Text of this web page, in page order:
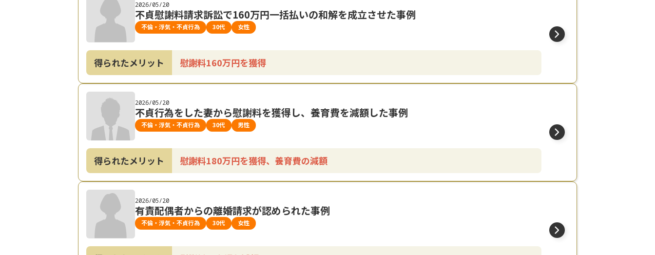
2026/05/20
不貞慰謝料請求訴訟で160万円一括払いの和解を成立させた事例
不倫・浮気・不貞行為 30代 女性
得られたメリット 慰謝料160万円を獲得
2026/05/20
不貞行為をした妻から慰謝料を獲得し、養育費を減額した事例
不倫・浮気・不貞行為 30代 男性
得られたメリット 慰謝料180万円を獲得、養育費の減額
2026/05/20
有責配偶者からの離婚請求が認められた事例
不倫・浮気・不貞行為 30代 女性